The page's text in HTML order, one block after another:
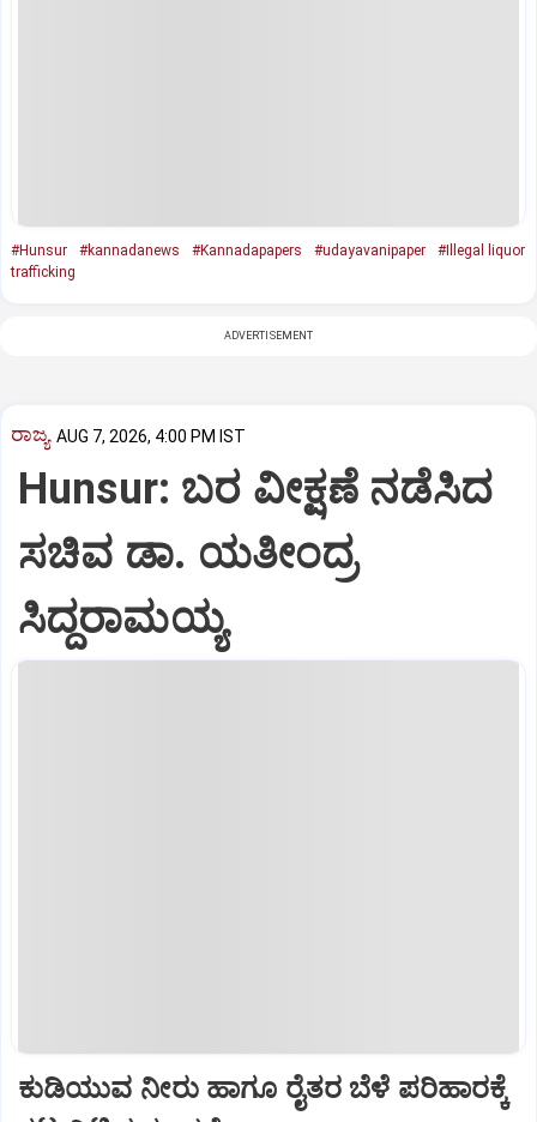
#Hunsur #kannadanews #Kannadapapers #udayavanipaper
#Illegal liquor
trafficking
ADVERTISEMENT
ರಾಜ್ಯ AUG 7, 2026, 4:00 PM IST
Hunsur: ಬರ ವೀಕ್ಷಣೆ ನಡೆಸಿದ
ಸಚಿವ ಡಾ. ಯತೀಂದ್ರ
ಸಿದ್ದರಾಮಯ್ಯ
ಕುಡಿಯುವ ನೀರು ಹಾಗೂ ರೈತರ ಬೆಳೆ ಪರಿಹಾರಕ್ಕೆ